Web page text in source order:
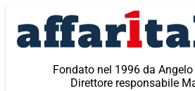
contenuto
Fondato nel 1996 da
Direttore responsabile